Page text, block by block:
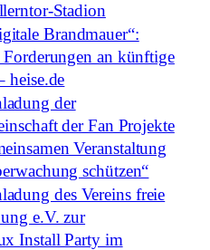
Stadion
Brandmauer“:
an künftige
heise.de
der
der Fan Projekte
Veranstaltung
schützen“
des Vereins freie
e.V. zur
Install Party im